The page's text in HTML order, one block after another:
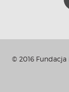
© 2016 Fundacja